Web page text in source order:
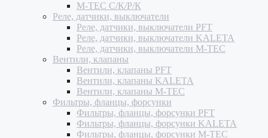
M-TEC С/К/Р/К
Реле, датчики, выключатели
Реле, датчики, выключатели PFT
Реле, датчики, выключатели KALETA
Реле, датчики, выключатели M-TEC
Вентили, клапаны
Вентили, клапаны PFT
Вентили, клапаны KALETA
Вентили, клапаны M-TEC
Фильтры, фланцы, форсунки
Фильтры, фланцы, форсунки PFT
Фильтры, фланцы, форсунки KALETA
Фильтры, фланцы, форсунки M-TEC